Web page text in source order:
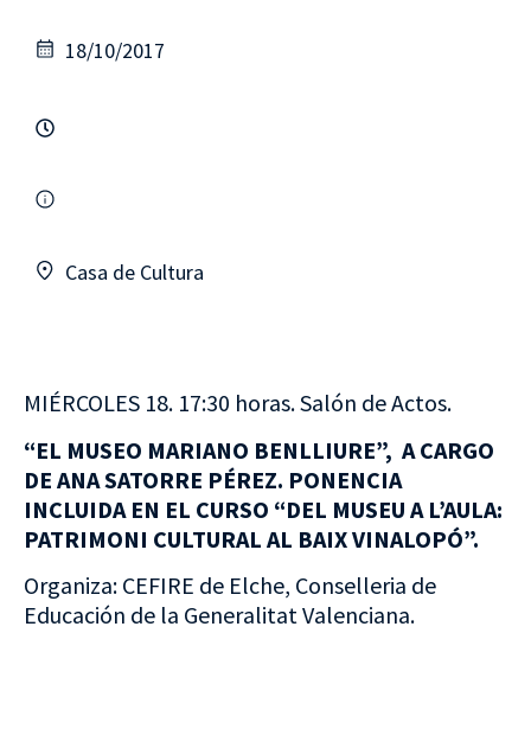
18/10/2017
Casa de Cultura
MIÉRCOLES 18. 17:30 horas. Salón de Actos.
“EL MUSEO MARIANO BENLLIURE”, A CARGO
DE ANA SATORRE PÉREZ. PONENCIA
INCLUIDA EN EL CURSO “DEL MUSEU A L’AULA:
PATRIMONI CULTURAL AL BAIX VINALOPÓ”.
Organiza: CEFIRE de Elche, Conselleria de
Educación de la Generalitat Valenciana.